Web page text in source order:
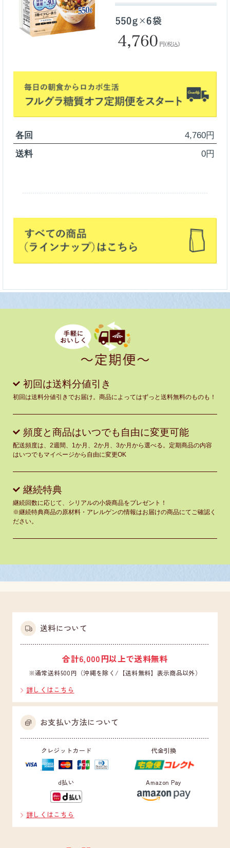
各回
4,760円
送料
0円
初回は送料分値引き
初回は送料分値引きでお届け。商品によってはずっと送料無料のものも！
頻度と商品はいつでも自由に変更可能
配送頻度は、2週間、1か月、2か月、3か月から選べる。定期商品の内容
はいつでもマイページから自由に変更OK
継続特典
継続回数に応じて、シリアルの小袋商品をプレゼント！
※継続特典商品の原材料・アレルゲンの情報はお届けの商品にてご確認く
ださい。
送料について
合計6,000円以上で送料無料
※通常送料500円（沖縄を除く/【送料無料】表示商品以外）
詳しくはこちら
お支払い方法について
クレジットカード 代金引換
d払い Amazon Pay
詳しくはこちら